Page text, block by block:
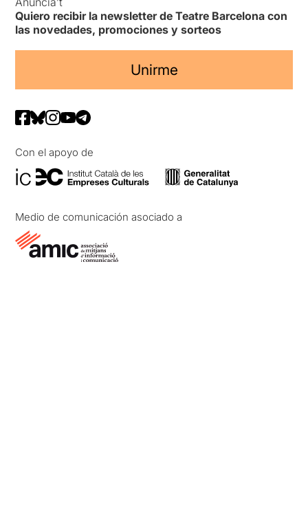
Quiero recibir la newsletter de Teatre Barcelona con
las novedades, promociones y sorteos
Unirme
Con el apoyo de
Medio de comunicación asociado a